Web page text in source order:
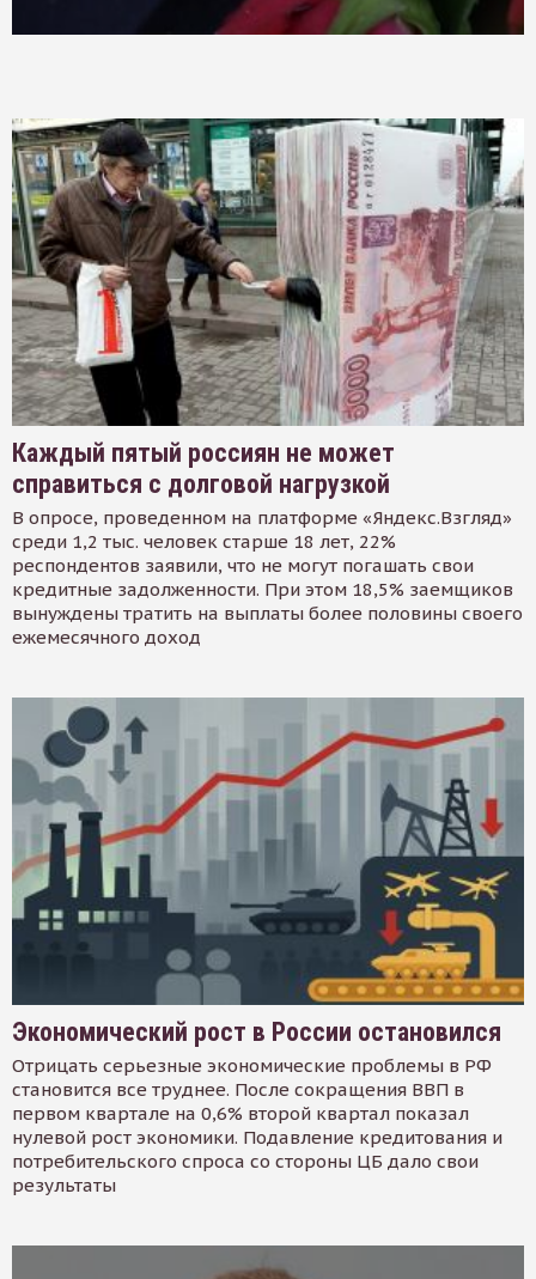
Каждый пятый россиян не может
справиться с долговой нагрузкой
В опросе, проведенном на платформе «Яндекс.Взгляд»
среди 1,2 тыс. человек старше 18 лет, 22%
респондентов заявили, что не могут погашать свои
кредитные задолженности. При этом 18,5% заемщиков
вынуждены тратить на выплаты более половины своего
ежемесячного доход
Экономический рост в России остановился
Отрицать серьезные экономические проблемы в РФ
становится все труднее. После сокращения ВВП в
первом квартале на 0,6% второй квартал показал
нулевой рост экономики. Подавление кредитования и
потребительского спроса со стороны ЦБ дало свои
результаты